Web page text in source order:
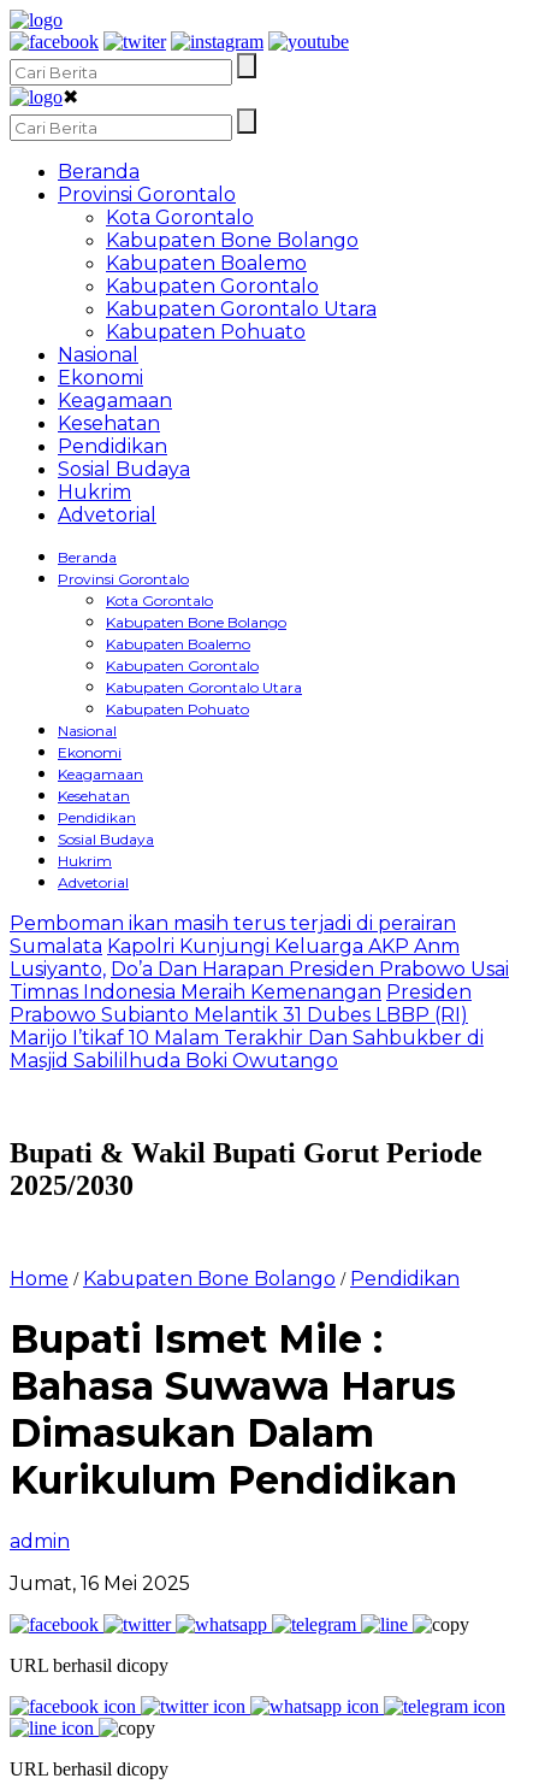
✖
Beranda
Provinsi Gorontalo
Kota Gorontalo
Kabupaten Bone Bolango
Kabupaten Boalemo
Kabupaten Gorontalo
Kabupaten Gorontalo Utara
Kabupaten Pohuato
Nasional
Ekonomi
Keagamaan
Kesehatan
Pendidikan
Sosial Budaya
Hukrim
Advetorial
Beranda
Provinsi Gorontalo
Kota Gorontalo
Kabupaten Bone Bolango
Kabupaten Boalemo
Kabupaten Gorontalo
Kabupaten Gorontalo Utara
Kabupaten Pohuato
Nasional
Ekonomi
Keagamaan
Kesehatan
Pendidikan
Sosial Budaya
Hukrim
Advetorial
Pemboman ikan masih terus terjadi di perairan
Sumalata Kapolri Kunjungi Keluarga AKP Anm
Lusiyanto, Do’a Dan Harapan Presiden Prabowo Usai
Timnas Indonesia Meraih Kemenangan Presiden
Prabowo Subianto Melantik 31 Dubes LBBP (RI)
Marijo I’tikaf 10 Malam Terakhir Dan Sahbukber di
Masjid Sabililhuda Boki Owutango
Bupati & Wakil Bupati Gorut Periode
2025/2030
Home / Kabupaten Bone Bolango / Pendidikan
Bupati Ismet Mile :
Bahasa Suwawa Harus
Dimasukan Dalam
Kurikulum Pendidikan
admin
Jumat, 16 Mei 2025
URL berhasil dicopy
URL berhasil dicopy